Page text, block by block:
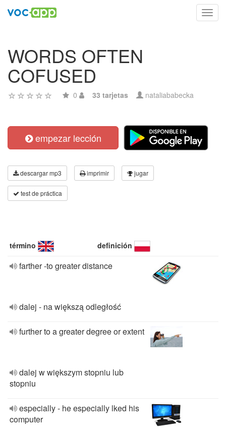
WORDS OFTEN
COFUSED
0 33 tarjetas nataliababecka
empezar lección
descargar mp3 imprimir jugar
test de práctica
término definición
farther -to greater distance
dalej - na większą odległość
further to a greater degree or extent
dalej w większym stopniu lub
stopniu
especially - he especially lked his
computer